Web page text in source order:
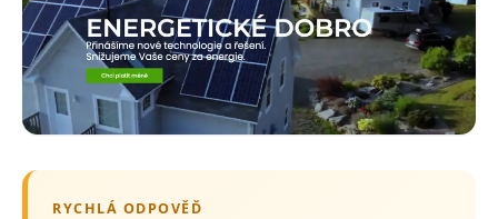
RYCHLÁ ODPOVĚĎ